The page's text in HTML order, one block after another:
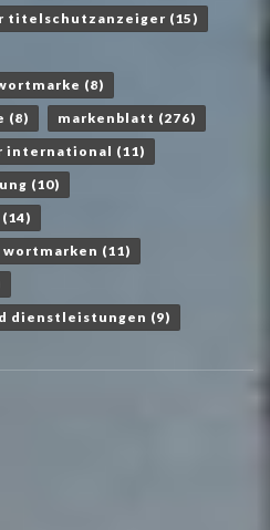
titelschutzanzeiger (15)
(8)
(8) markenblatt (276)
international (11)
(10)
(14)
(11)
dienstleistungen (9)